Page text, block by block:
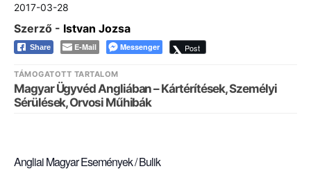
2017-03-28
Szerző - Istvan Jozsa
Share E-Mail Messenger Post
TÁMOGATOTT TARTALOM
Magyar Ügyvéd Angliában – Kártérítések, Személyi
Sérülések, Orvosi Műhibák
Angliai Magyar Események / Bulik